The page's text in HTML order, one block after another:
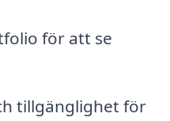
för att se
tillgänglighet för